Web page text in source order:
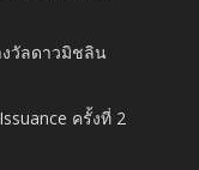
งวัลดาวมิชลิน
ครั้งที่ 2